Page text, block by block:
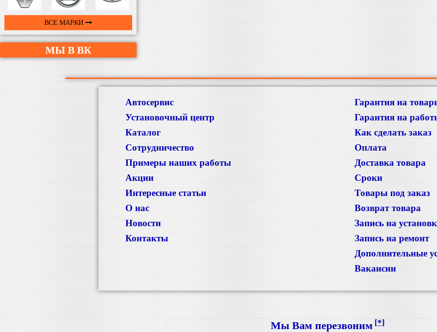
ВСЕ МАРКИ
МЫ В ВК
Автосервис
Установочный центр
Каталог
Сотрудничество
Примеры наших работы
Акции
Интересные статьи
О нас
Новости
Контакты
Гарантия на
Гарантия на
Как сделать заказ
Оплата
Доставка товара
Сроки
Товары под заказ
Возврат товара
Запись на
Запись на ремонт
Дополнительные
Вакансии
Мы Вам перезвоним [*]